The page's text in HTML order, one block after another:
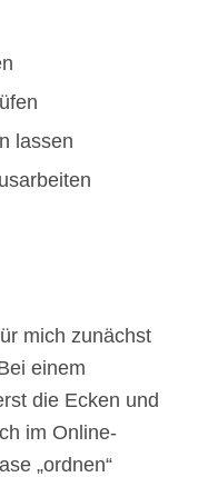
lassen
mich zunächst
einem
die Ecken und
im Online-
„ordnen“